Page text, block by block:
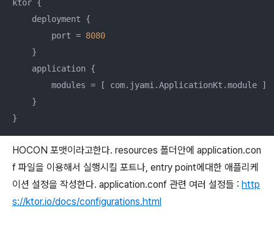
ktor {
    deployment {
        port =
8080
    }
    application {
        modules = [ com.jyami.ApplicationKt.module ]
    }
}
HOCON 포맷이라고한다. resources 폴더안에 application.con
f 파일을 이용해서 실행시킬 포트나, entry point에대한 애플리케
이션 설정을 작성한다. application.conf 관련 여러 설정들 : http
s://ktor.io/docs/configurations.html